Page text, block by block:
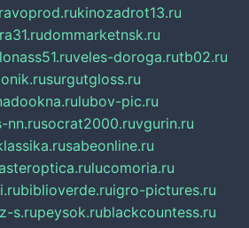
kinozadrot13.ru
dommarketnsk.ru
veles-doroga.rutb02.ru
surgutgloss.ru
lubov-pic.ru
nn.rusocrat2000.ruvgurin.ru
sabeonline.ru
lucomoria.ru
biblioverde.ruigro-pictures.ru
s.rupeysok.rublackcountess.ru